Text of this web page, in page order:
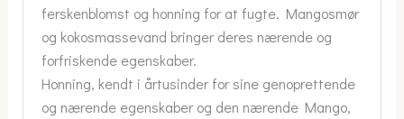
ferskenblomst og honning for at fugte. Mangosmør
og kokosmassevand bringer deres nærende og
forfriskende egenskaber.
Honning, kendt i årtusinder for sine genoprettende
og nærende egenskaber og den nærende Mango,